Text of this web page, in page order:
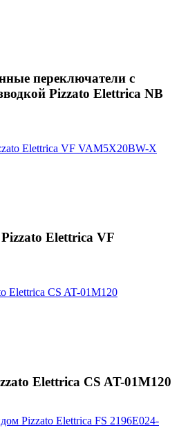
переключатели с
Pizzato Elettrica NB
Elettrica VF
Elettrica CS AT-01M120